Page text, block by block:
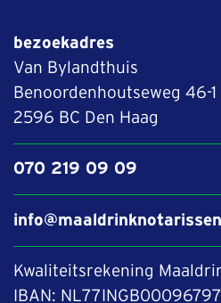
bezoekadres
Van Bylandthuis
Benoordenhoutseweg 46-1
2596 BC Den Haag
070 219 09 09
Kwaliteitsrekening
IBAN: